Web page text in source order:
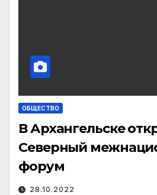
ОБЩЕСТВО
В Архангельске
Северный
форум
28.10.2022